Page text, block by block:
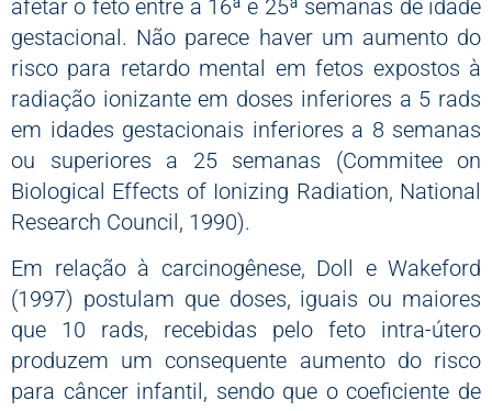
afetar o feto entre a 16ª e 25ª semanas de idade
gestacional. Não parece haver um aumento do
risco para retardo mental em fetos expostos à
radiação ionizante em doses inferiores a 5 rads
em idades gestacionais inferiores a 8 semanas
ou superiores a 25 semanas (Commitee on
Biological Effects of Ionizing Radiation, National
Research Council, 1990).
Em relação à carcinogênese, Doll e Wakeford
(1997) postulam que doses, iguais ou maiores
que 10 rads, recebidas pelo feto intra-útero
produzem um consequente aumento do risco
para câncer infantil, sendo que o coeficiente de